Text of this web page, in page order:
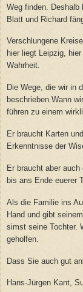
Weg finden. Deshalb
Blatt und Richard
Verschlungene
hier liegt Leipzig,
Wahrheit.
Die Wege, die wir in
beschrieben.Wann
führen zu einem
Er braucht Karten
Erkenntnisse der
Er braucht aber
bis ans Ende euerer
Als die Familie ins
Hand und gibt
simst seine Tochter.
geholfen.
Dass Sie auch gut
Hans-Jürgen Kant,